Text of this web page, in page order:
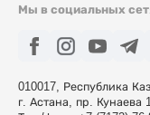
Мы в социальных
010017, Республика
г. Астана, пр. Кунаева